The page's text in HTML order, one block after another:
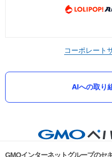
コーポレート
AIへの取り
GMOインターネットグループのセ